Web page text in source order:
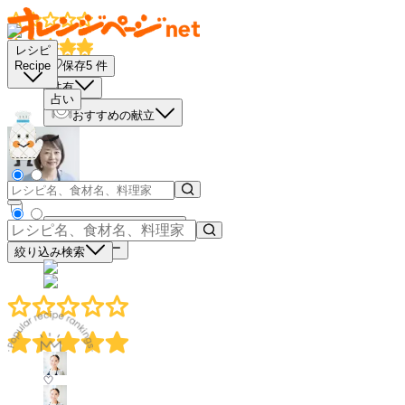
レシピ
Recipe
占い
絞り込み検索
保存5 件
共有
おすすめの献立
買い物リストに入れる
材料コピー